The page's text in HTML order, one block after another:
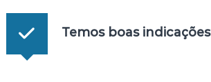
Temos boas indicações